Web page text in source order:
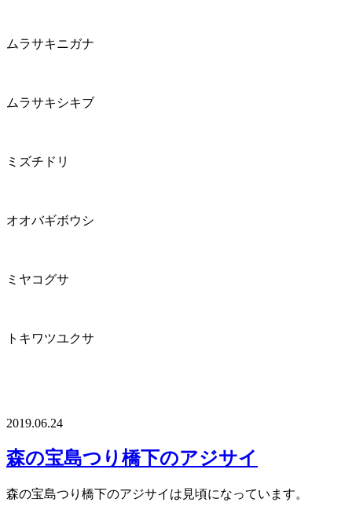
ムラサキニガナ
ムラサキシキブ
ミズチドリ
オオバギボウシ
ミヤコグサ
トキワツユクサ
2019.06.24
森の宝島つり橋下のアジサイ
森の宝島つり橋下のアジサイは見頃になっています。